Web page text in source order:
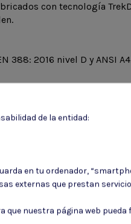
con tecnología
388: 2016 nivel D y ANSI
de la entidad:
en tu ordenador,
externas que prestan
nuestra página web